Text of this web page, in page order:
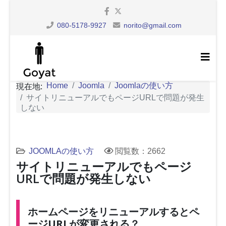
080-5178-9927 norito@gmail.com
現在地: Home Joomla
Joomlaの使い方
サイトリニューアルでもページURLで問題が発生
しない
JOOMLAの使い方 閲覧数：2662
サイトリニューアルでもページ
URLで問題が発生しない
ホームページをリニューアルするとペ